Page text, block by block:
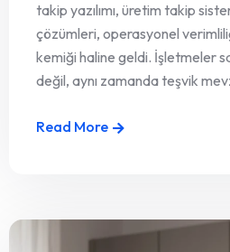
takip yazılımı, üretim takip
çözümleri, operasyonel
kemiği haline geldi. İşletmeler
değil, aynı zamanda teşvik
Read More